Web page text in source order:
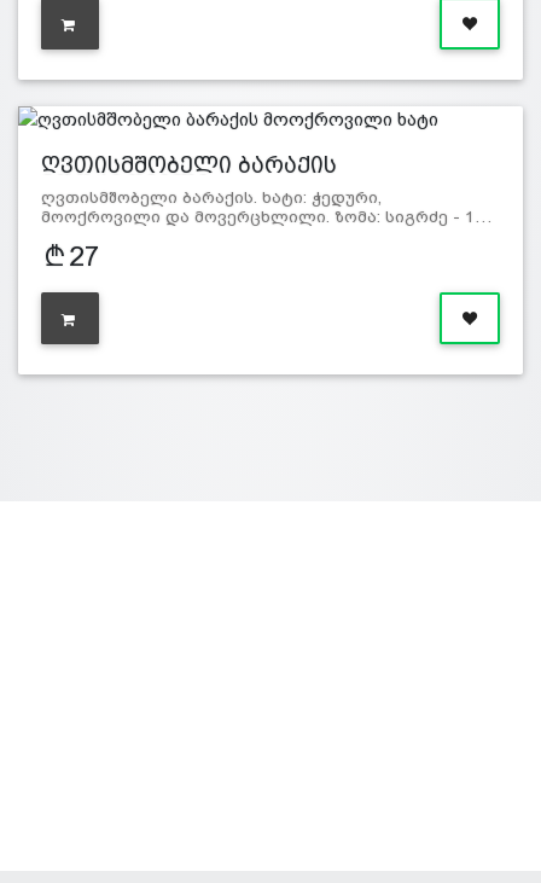
ღვთისმშობელი ბარაქის
ღვთისმშობელი ბარაქის. ხატი: ჭედური,
მოოქროვილი და მოვერცხლილი. ზომა: სიგრძე - 1…
27